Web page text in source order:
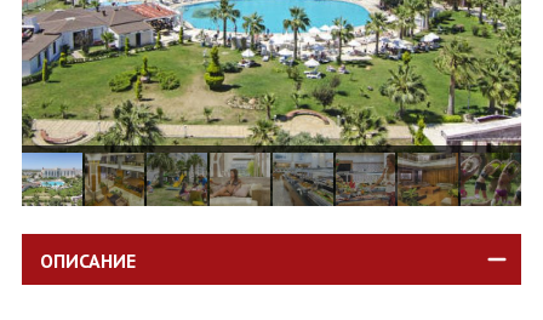
ПОСЛЕДВАЙТЕ НИ
ОПИСАНИЕ